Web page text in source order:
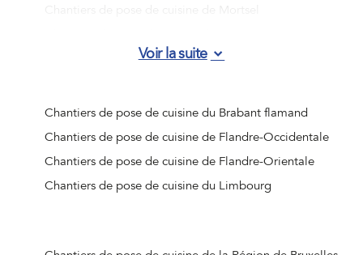
Chantiers de pose de cuisine de Rumst
Chantiers de pose de cuisine de Schilde
Chantiers de pose de cuisine de Schoten
Chantiers de pose de cuisine de Stabroek
Chantiers de pose de cuisine de Wijnegem
Voir la suite
Chantiers de pose de cuisine du Brabant flamand
Chantiers de pose de cuisine de Flandre-Occidentale
Chantiers de pose de cuisine de Flandre-Orientale
Chantiers de pose de cuisine du Limbourg